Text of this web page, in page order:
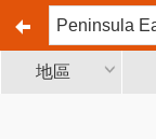
地區